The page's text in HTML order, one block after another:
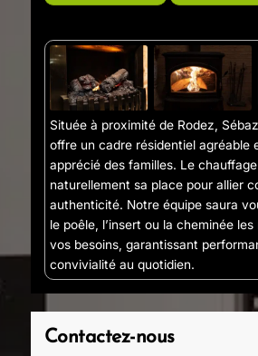
Située à proximité de Rodez,
offre un cadre résidentiel agréable
apprécié des familles. Le
naturellement sa place pour allier
authenticité. Notre équipe saura
le poêle, l’insert ou la cheminée
vos besoins, garantissant
convivialité au quotidien.
Contactez-nous